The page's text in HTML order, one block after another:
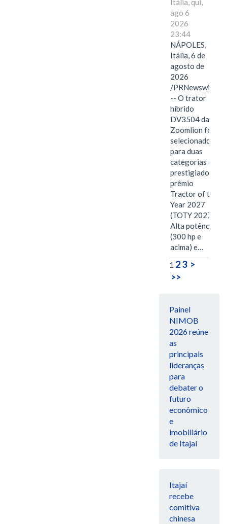
Itália, qui,
ago 6
2026
23:44
NÁPOLES,
Itália, 6 de
agosto de
2026
/PRNewswire/
-- O trator
híbrido
DV3504 da
Zoomlion foi
selecionado
para duas
categorias do
prestigiado
prêmio
Tractor of the
Year 2027
(TOTY 2027:
Alta potência
(300 hp e
acima) e…
1 23 >
>>
Painel
NIMOB
2026 reúne
as
principais
lideranças
para
debater o
futuro
econômico
e
imobiliário
de Itajaí
Itajaí
recebe
comitiva
chinesa